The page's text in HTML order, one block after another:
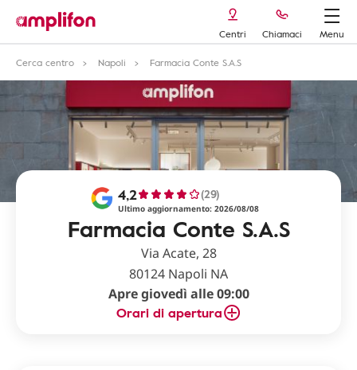
Centri Chiamaci
Menu
Cerca centro
Napoli Farmacia Conte S.A.S
Farmacia Conte S.A.S
4,2 (29)
Ultimo aggiornamento: 2026/08/08
Via Acate, 28
80124 Napoli NA
Apre giovedì alle 09:00
Orari di apertura